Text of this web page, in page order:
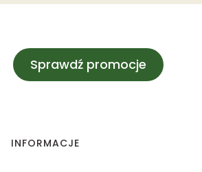
Sprawdź promocje
Linki w stopce
INFORMACJE